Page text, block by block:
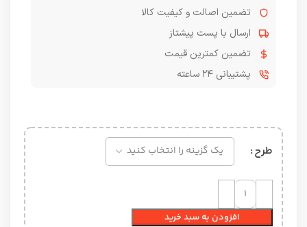
تضمین اصالت و کیفیت کالا
ارسال با پست پیشتاز
تضمین کمترین قیمت
پشتیبانی ۲۴ ساعته
طرح
افزودن به سبد خرید